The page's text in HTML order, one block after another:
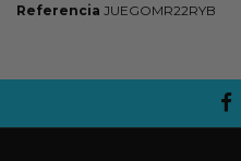
Referencia JUEGOMR22RYB